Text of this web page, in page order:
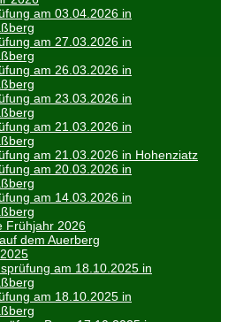
am 03.04.2026 in
am 27.03.2026 in
am 26.03.2026 in
am 23.03.2026 in
am 21.03.2026 in
am 21.03.2026 in Hohenziatz
am 20.03.2026 in
am 14.03.2026 in
Frühjahr 2026
dem Auerberg
am 18.10.2025 in
am 18.10.2025 in